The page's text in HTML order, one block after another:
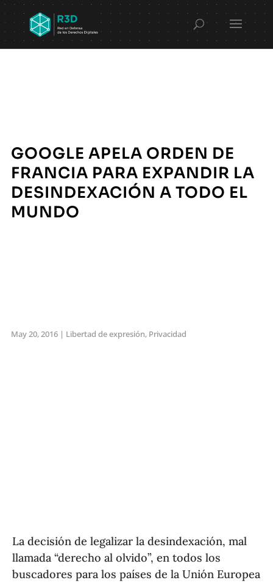
GOOGLE APELA ORDEN DE
FRANCIA PARA EXPANDIR LA
DESINDEXACIÓN A TODO EL
MUNDO
May 20, 2016| Libertad de expresión, Privacidad
La decisión de legalizar la desindexación, mal
llamada “derecho al olvido”, en todos los
buscadores para los países de la Unión Europea